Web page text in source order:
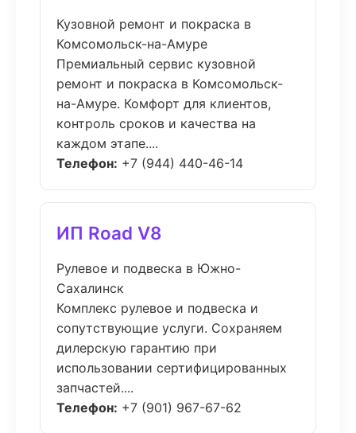
Кузовной ремонт и покраска в
Комсомольск-на-Амуре
Премиальный сервис кузовной
ремонт и покраска в Комсомольск-
на-Амуре. Комфорт для клиентов,
контроль сроков и качества на
каждом этапе....
Телефон: +7 (944) 440-46-14
ИП Road V8
Рулевое и подвеска в Южно-
Сахалинск
Комплекс рулевое и подвеска и
сопутствующие услуги. Сохраняем
дилерскую гарантию при
использовании сертифицированных
запчастей....
Телефон: +7 (901) 967-67-62